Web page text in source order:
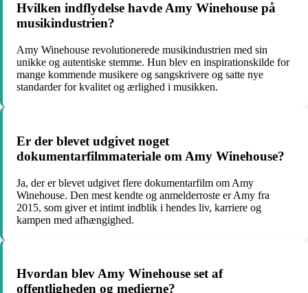
Hvilken indflydelse havde Amy Winehouse på
musikindustrien?
Amy Winehouse revolutionerede musikindustrien med sin
unikke og autentiske stemme. Hun blev en inspirationskilde for
mange kommende musikere og sangskrivere og satte nye
standarder for kvalitet og ærlighed i musikken.
Er der blevet udgivet noget
dokumentarfilmmateriale om Amy Winehouse?
Ja, der er blevet udgivet flere dokumentarfilm om Amy
Winehouse. Den mest kendte og anmelderroste er Amy fra
2015, som giver et intimt indblik i hendes liv, karriere og
kampen med afhængighed.
Hvordan blev Amy Winehouse set af
offentligheden og medierne?